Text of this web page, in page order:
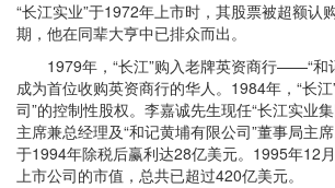
“长江实业”于1972年上市时，其股票被超额认
期，他在同辈大亨中已排众而出。
1979年，“长江”购入老牌英资商行——“和
成为首位收购英资商行的华人。1984年，“长
司”的控制性股权。李嘉诚先生现任“长江实业
主席兼总经理及“和记黄埔有限公司”董事局主
于1994年除税后赢利达28亿美元。1995年12
上市公司的市值，总共已超过420亿美元。